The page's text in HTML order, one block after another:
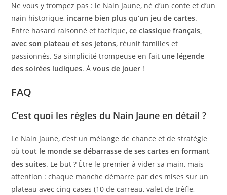
Ne vous y trompez pas : le Nain Jaune, né d’un conte et d’un
nain historique, incarne bien plus qu’un jeu de cartes.
Entre hasard raisonné et tactique,ce classique français,
avec son plateau et ses jetons, réunit familles et
passionnés. Sa simplicité trompeuse en fait une légende
des soirées ludiques. Àvous de jouer !
FAQ
C’est quoi les règles du Nain Jaune en détail ?
Le Nain Jaune, c’est un mélange de chance et de stratégie
oùtout le monde se débarrasse de ses cartes en formant
des suites. Le but ? Être le premier à vider sa main, mais
attention : chaque manche démarre par des mises sur un
plateau avec cinq cases (10 de carreau, valet de trèfle,